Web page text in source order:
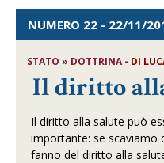
NUMERO 22 - 22/11/
STATO » DOTTRINA - DI
Il diritto alla
Il diritto alla salute può
importante: se scaviamo
fanno del diritto alla